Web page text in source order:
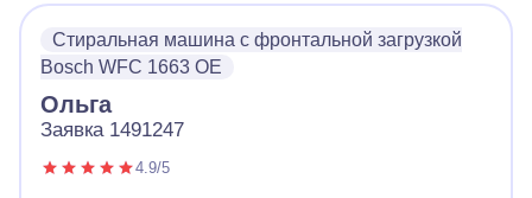
Стиральная машина с фронтальной загрузкой
Bosch WFC 1663 OE
Ольга
Заявка 1491247
4.9/5